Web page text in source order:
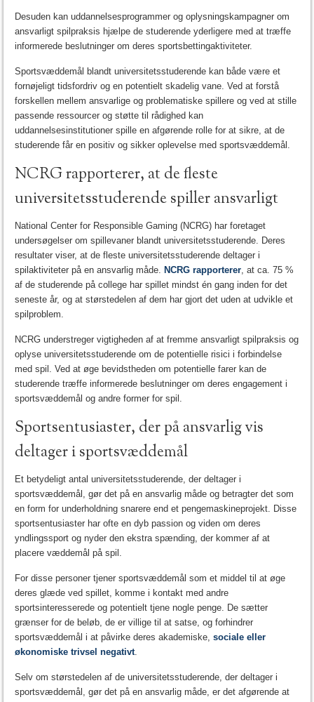
Desuden kan uddannelsesprogrammer og oplysningskampagner om
ansvarligt spilpraksis hjælpe de studerende yderligere med at træffe
informerede beslutninger om deres sportsbettingaktiviteter.
Sportsvæddemål blandt universitetsstuderende kan både være et
fornøjeligt tidsfordriv og en potentielt skadelig vane. Ved at forstå
forskellen mellem ansvarlige og problematiske spillere og ved at stille
passende ressourcer og støtte til rådighed kan
uddannelsesinstitutioner spille en afgørende rolle for at sikre, at de
studerende får en positiv og sikker oplevelse med sportsvæddemål.
NCRG rapporterer, at de fleste
universitetsstuderende spiller ansvarligt
National Center for Responsible Gaming (NCRG) har foretaget
undersøgelser om spillevaner blandt universitetsstuderende. Deres
resultater viser, at de fleste universitetsstuderende deltager i
spilaktiviteter på en ansvarlig måde.
NCRG rapporterer , at ca. 75 %
af de studerende på college har spillet mindst én gang inden for det
seneste år, og at størstedelen af dem har gjort det uden at udvikle et
spilproblem.
NCRG understreger vigtigheden af at fremme ansvarligt spilpraksis og
oplyse universitetsstuderende om de potentielle risici i forbindelse
med spil. Ved at øge bevidstheden om potentielle farer kan de
studerende træffe informerede beslutninger om deres engagement i
sportsvæddemål og andre former for spil.
Sportsentusiaster, der på ansvarlig vis
deltager i sportsvæddemål
Et betydeligt antal universitetsstuderende, der deltager i
sportsvæddemål, gør det på en ansvarlig måde og betragter det som
en form for underholdning snarere end et pengemaskineprojekt. Disse
sportsentusiaster har ofte en dyb passion og viden om deres
yndlingssport og nyder den ekstra spænding, der kommer af at
placere væddemål på spil.
For disse personer tjener sportsvæddemål som et middel til at øge
deres glæde ved spillet, komme i kontakt med andre
sportsinteresserede og potentielt tjene nogle penge. De sætter
grænser for de beløb, de er villige til at satse, og forhindrer
sportsvæddemål i at påvirke deres akademiske,sociale eller
økonomiske trivsel negativt
Selv om størstedelen af de universitetsstuderende, der deltager i
sportsvæddemål, gør det på en ansvarlig måde, er det afgørende at